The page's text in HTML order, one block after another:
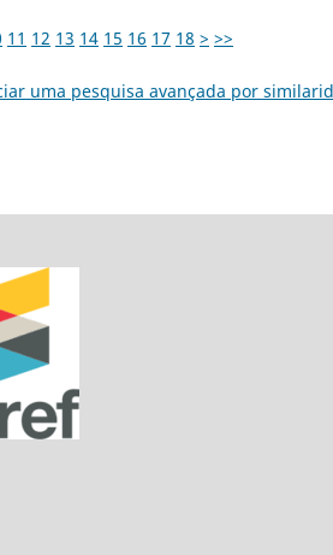
11 12 13 14 15 16 17 18 > >>
uma pesquisa avançada por